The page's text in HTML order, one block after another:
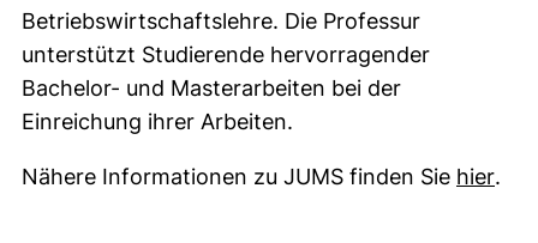
Betriebswirtschaftslehre. Die Professur
unterstützt Studierende hervorragender
Bachelor- und Masterarbeiten bei der
Einreichung ihrer Arbeiten.
Nähere Informationen zu JUMS finden Sie hier.